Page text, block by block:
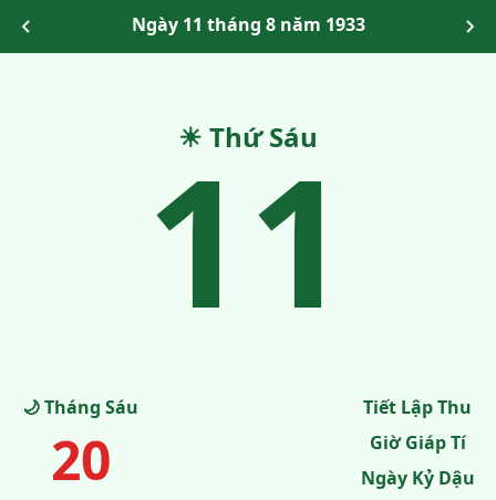
Ngày 11 tháng 8 năm 1933
☀ Thứ Sáu
11
🌙 Tháng Sáu
20
Tiết Lập Thu
Giờ Giáp Tí
Ngày Kỷ Dậu